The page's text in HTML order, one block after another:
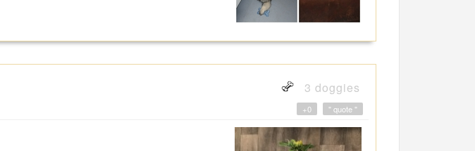
3 doggies
" quote "
+0